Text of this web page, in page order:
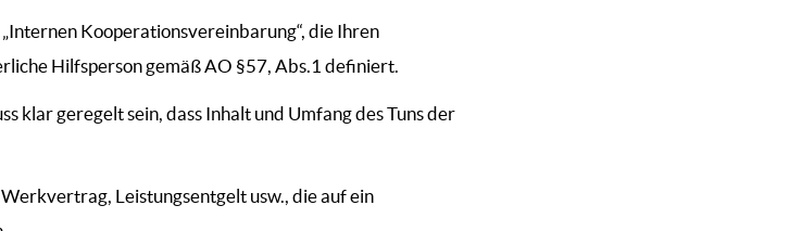
Kooperationsvereinbarung“, die Ihren
Hilfsperson gemäß AO §57, Abs.1 definiert.
klar geregelt sein, dass Inhalt und Umfang des Tuns der
Leistungsentgelt usw., die auf ein